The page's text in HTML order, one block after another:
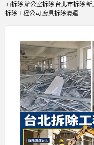
面拆除,辦公室拆除,台北市拆除,
拆除工程公司,廚具拆除清運